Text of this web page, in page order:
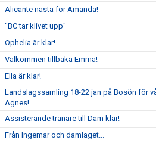
Alicante nästa för Amanda!
"BC tar klivet upp"
Ophelia är klar!
Välkommen tillbaka Emma!
Ella är klar!
Landslagssamling 18-22 jan på Bosön för
Agnes!
Assisterande tränare till Dam klar!
Från Ingemar och damlaget...